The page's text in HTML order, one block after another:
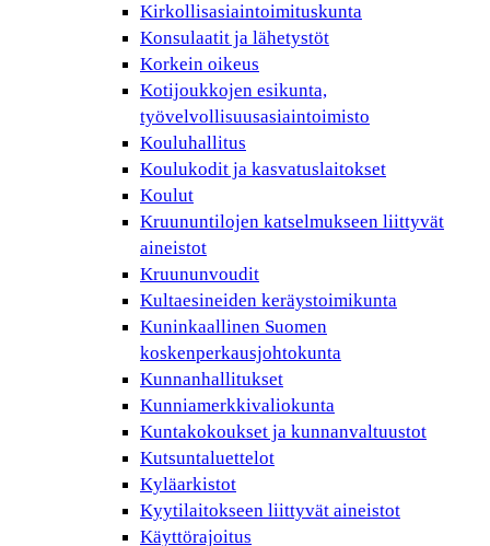
Kirkollisasiaintoimituskunta
Konsulaatit ja lähetystöt
Korkein oikeus
Kotijoukkojen esikunta,
työvelvollisuusasiaintoimisto
Kouluhallitus
Koulukodit ja kasvatuslaitokset
Koulut
Kruununtilojen katselmukseen liittyvät
aineistot
Kruununvoudit
Kultaesineiden keräystoimikunta
Kuninkaallinen Suomen
koskenperkausjohtokunta
Kunnanhallitukset
Kunniamerkkivaliokunta
Kuntakokoukset ja kunnanvaltuustot
Kutsuntaluettelot
Kyläarkistot
Kyytilaitokseen liittyvät aineistot
Käyttörajoitus